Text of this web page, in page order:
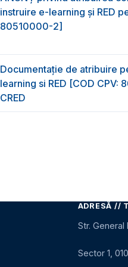
instruire e-learning și RED
80510000-2]
Documentație de atribuire
learning si RED [COD
CRED
ADRESĂ //
Str.
Sector 1,